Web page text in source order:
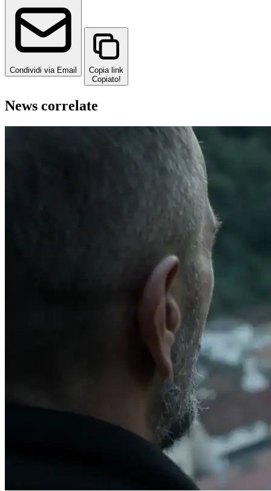
Condividi via Email
Copia link
Copiato!
News correlate